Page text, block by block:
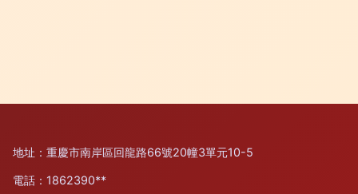
地址：重慶市南岸區回龍路66號20幢3單元10-5
電話：1862390**